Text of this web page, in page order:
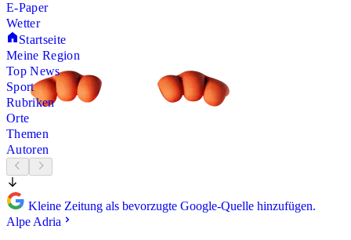
E-Paper
Wetter
Startseite
Meine Region
Top News
Sport
Rubriken
Orte
Themen
Autoren
Kleine Zeitung als bevorzugte Google-Quelle hinzufügen.
Alpe Adria